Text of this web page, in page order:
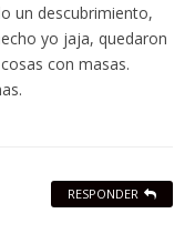
un descubrimiento,
yo jaja, quedaron
con masas.
RESPONDER